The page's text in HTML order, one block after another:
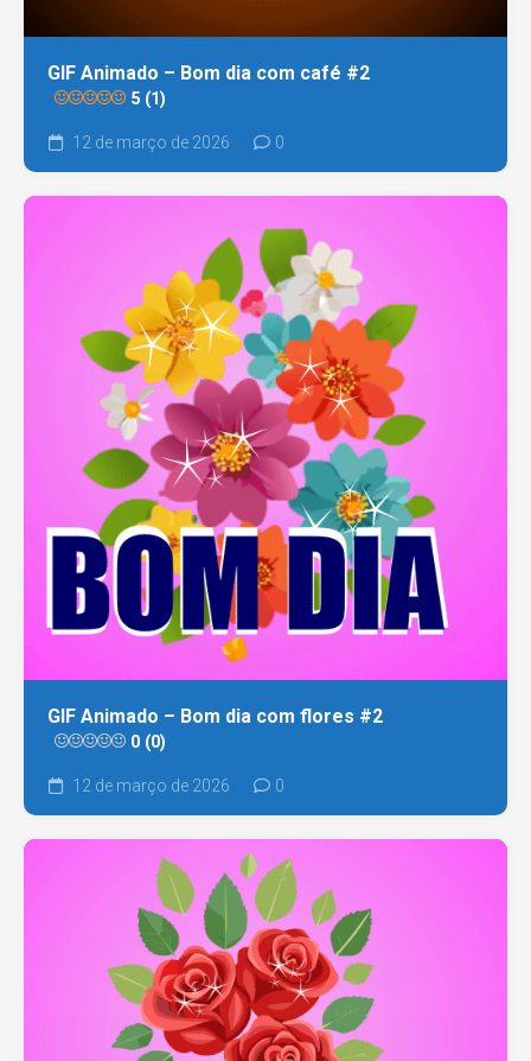
GIF Animado – Bom dia com café #2
5 (1)
12 de março de 2026 0
GIF Animado – Bom dia com flores #2
0 (0)
12 de março de 2026 0